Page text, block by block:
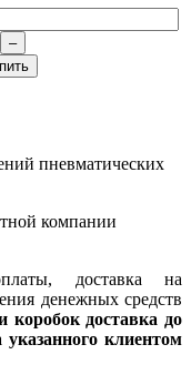
–
пневматических
компании
доставка на
денежных средств
коробок доставка до
указанного клиентом